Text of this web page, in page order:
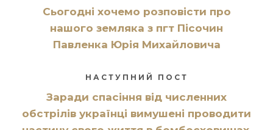
Сьогодні хочемо розповісти про
нашого земляка з пгт Пісочин
Павленка Юрія Михайловича
НАСТУПНИЙ ПОСТ
Заради спасіння від численних
обстрілів українці вимушені проводити